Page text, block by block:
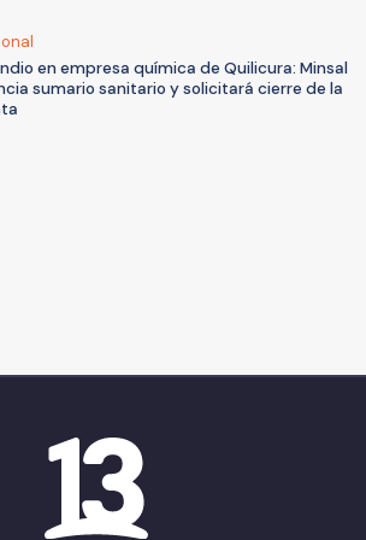
en empresa química de Quilicura: Minsal
sumario sanitario y solicitará cierre de la